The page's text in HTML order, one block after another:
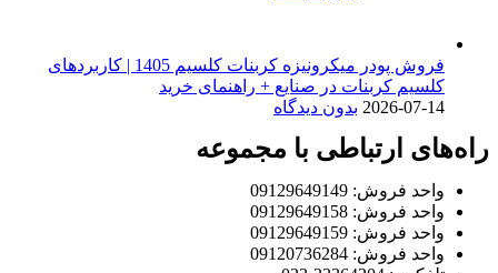
فروش پودر میکرونیزه کربنات کلسیم 1405 | کاربردهای
کلسیم کربنات در صنایع + راهنمای خرید
2026-07-14 بدون دیدگاه
راه‌های ارتباطی با مجموعه
واحد فروش: 09129649149
واحد فروش: 09129649158
واحد فروش: 09129649159
واحد فروش: 09120736284